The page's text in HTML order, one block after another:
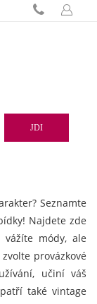
JDI
Seznamte
Najdete zde
módy, ale
provázkové
učiní váš
také vintage